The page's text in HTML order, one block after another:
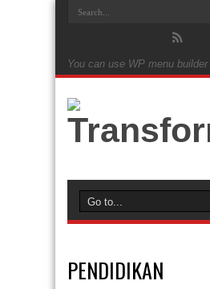
You can use WP menu
PENDIDIKAN